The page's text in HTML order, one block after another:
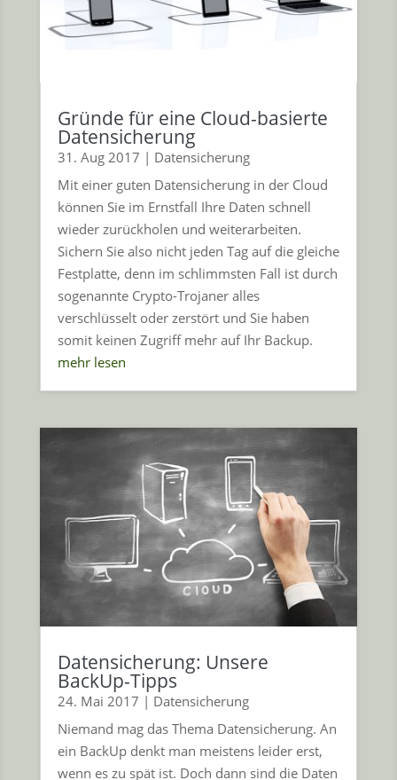
Gründe für eine Cloud-basierte
Datensicherung
31. Aug 2017 | Datensicherung
Mit einer guten Datensicherung in der Cloud
können Sie im Ernstfall Ihre Daten schnell
wieder zurückholen und weiterarbeiten.
Sichern Sie also nicht jeden Tag auf die gleiche
Festplatte, denn im schlimmsten Fall ist durch
sogenannte Crypto-Trojaner alles
verschlüsselt oder zerstört und Sie haben
somit keinen Zugriff mehr auf Ihr Backup.
mehr lesen
Datensicherung: Unsere
BackUp-Tipps
24. Mai 2017 | Datensicherung
Niemand mag das Thema Datensicherung. An
ein BackUp denkt man meistens leider erst,
wenn es zu spät ist. Doch dann sind die Daten